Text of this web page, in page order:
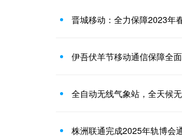
晋城移动：全力保障2023年
伊吾伏羊节移动通信保障全
全自动无线气象站，全天候
株洲联通完成2025年轨博会